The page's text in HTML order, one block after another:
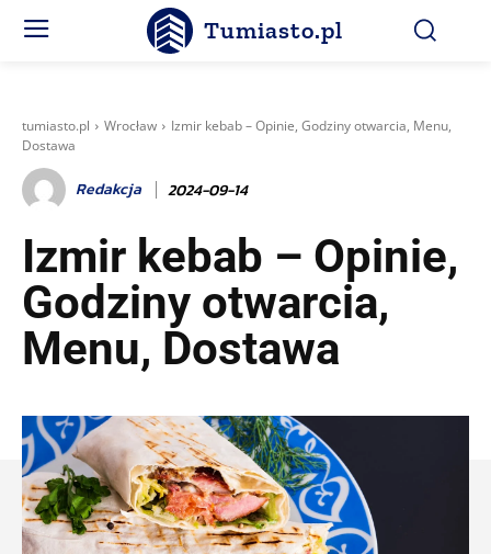
Tumiasto.pl
tumiasto.pl Wrocław
Izmir kebab – Opinie, Godziny otwarcia, Menu,
Dostawa
Redakcja 2024-09-14
Izmir kebab – Opinie,
Godziny otwarcia,
Menu, Dostawa